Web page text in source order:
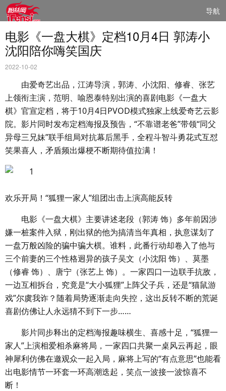
导航
电影《一盘大棋》定档10月4日 郭涛小
沈阳陪你嗨笑国庆
2022-10-02
由爱奇艺出品，江涛导演，郭涛、小沈阳、修睿、张艺
上领衔主演，范明、喻恩泰特别出演的喜剧电影《一盘大
棋》官宣定档，将于10月4日PVOD模式独家上线爱奇艺云影
院。影片同时发布定档海报及预告，“不靠谱老爸”带领“同父
异母三兄妹”联手组局对抗幕后黑手，全程斗智斗勇花式互怼
笑果喜人，矛盾频出爆梗不断期待值拉满！
欢乐开局！“狐狸一家人”组团出击上演高能反转
电影《一盘大棋》主要讲述老段（郭涛 饰）多年前因涉
嫌一桩案件入狱，刚出狱的他为搞清当年真相，执意谋划了
一盘万般凶险的骗中骗大棋。谁料，此番行动却卷入了他与
三个前妻的三个性格迥异的孩子吴文（小沈阳 饰）、莫墨
（修睿 饰）、唐宁（张艺上 饰）。一家四口一边联手抗敌，
一边互相拆台，究竟是“大小狐狸”上阵父子兵，还是“猫鼠游
戏”尔虞我诈？随着局势逐渐走向失控，这出反转不断的荒诞
喜剧仿佛让人永远猜不到下一步……
影片同步释出的定档海报趣味横生、喜感十足，“狐狸一
家人”上演相爱相杀麻将局，一家四口共聚一桌风云再起，眼
神犀利仿佛在邀观众一起入局，麻将上写的“有点意思”也能看
出电影情节一环套一环高潮迭起，笑点一波接一波惊喜不
断！